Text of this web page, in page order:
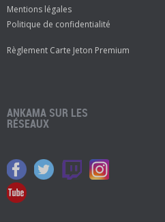
Mentions légales
Politique de confidentialité
Règlement Carte Jeton Premium
ANKAMA SUR LES
RÉSEAUX